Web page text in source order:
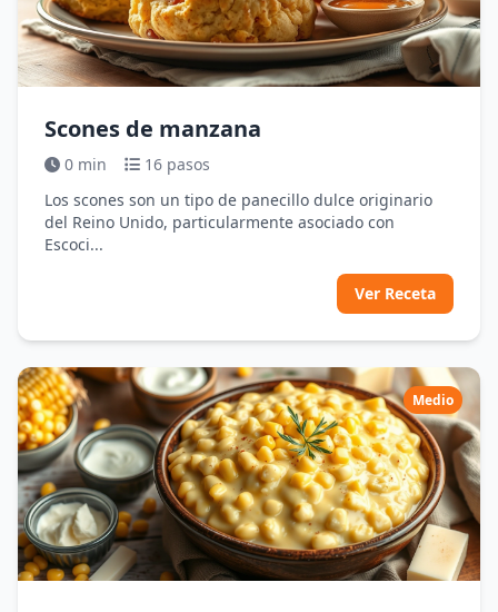
Scones de manzana
0 min
16 pasos
Los scones son un tipo de panecillo dulce originario
del Reino Unido, particularmente asociado con
Escoci...
Ver Receta
Medio